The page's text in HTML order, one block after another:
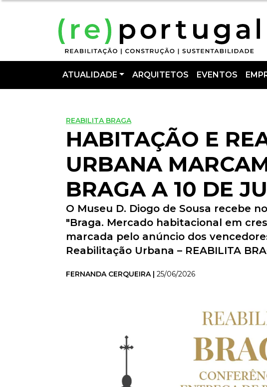
ATUALIDADE ARQUITETOS EVENTOS
REABILITA BRAGA
HABITAÇÃO E
URBANA
BRAGA A 10 DE
O Museu D. Diogo de Sousa recebe
"Braga. Mercado habitacional em
marcada pelo anúncio dos
Reabilitação Urbana – REABILITA
FERNANDA CERQUEIRA | 25/06/2026